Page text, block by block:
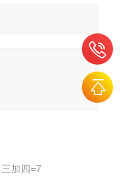
加四=7